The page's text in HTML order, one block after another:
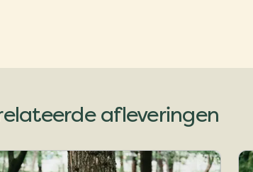
afleveringen